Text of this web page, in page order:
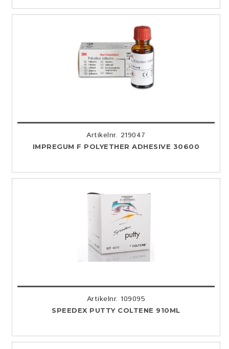
Artikelnr. 219047
IMPREGUM F POLYETHER ADHESIVE 30600
Artikelnr. 109095
SPEEDEX PUTTY COLTENE 910ML